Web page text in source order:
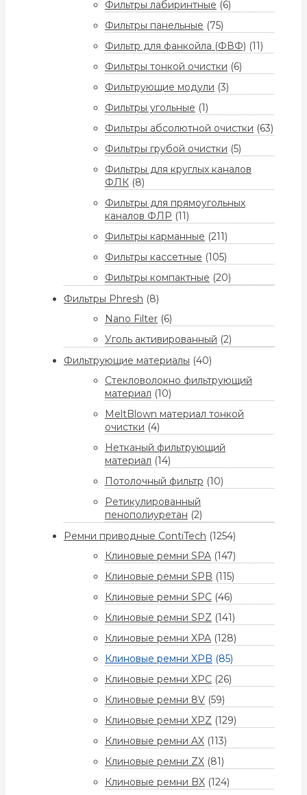
Фильтры лабиринтные (6)
Фильтры панельные (75)
Фильтр для фанкойла (ФВФ) (11)
Фильтры тонкой очистки (6)
Фильтрующие модули (3)
Фильтры угольные (1)
Фильтры абсолютной очистки (63)
Фильтры грубой очистки (5)
Фильтры для круглых каналов
ФЛК (8)
Фильтры для прямоугольных
каналов ФЛР (11)
Фильтры карманные (211)
Фильтры кассетные (105)
Фильтры компактные (20)
Фильтры Phresh (8)
Nano Filter (6)
Уголь активированный (2)
Фильтрующие материалы (40)
Стекловолокно фильтрующий
материал (10)
MeltBlown материал тонкой
очистки (4)
Нетканый фильтрующий
материал (14)
Потолочный фильтр (10)
Ретикулированный
пенополиуретан (2)
Ремни приводные ContiTech (1254)
Клиновые ремни SPA (147)
Клиновые ремни SPB (115)
Клиновые ремни SPC (46)
Клиновые ремни SPZ (141)
Клиновые ремни XPA (128)
Клиновые ремни XPB (85)
Клиновые ремни XPC (26)
Клиновые ремни 8V (59)
Клиновые ремни XPZ (129)
Клиновые ремни AX (113)
Клиновые ремни ZX (81)
Клиновые ремни BX (124)